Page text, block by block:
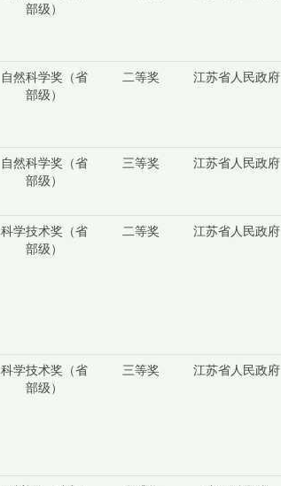
部级）
自然科学奖（省
部级）
二等奖 江苏省人民政府
自然科学奖（省
部级）
三等奖 江苏省人民政府
科学技术奖（省
部级）
二等奖 江苏省人民政府
科学技术奖（省
部级）
三等奖 江苏省人民政府